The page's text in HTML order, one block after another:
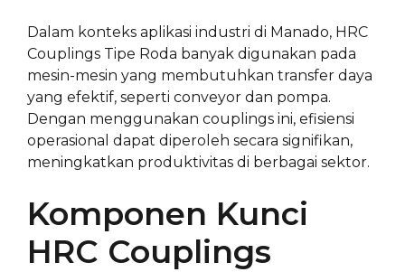
Dalam konteks aplikasi industri di Manado, HRC
Couplings Tipe Roda banyak digunakan pada
mesin-mesin yang membutuhkan transfer daya
yang efektif, seperti conveyor dan pompa.
Dengan menggunakan couplings ini, efisiensi
operasional dapat diperoleh secara signifikan,
meningkatkan produktivitas di berbagai sektor.
Komponen Kunci
HRC Couplings